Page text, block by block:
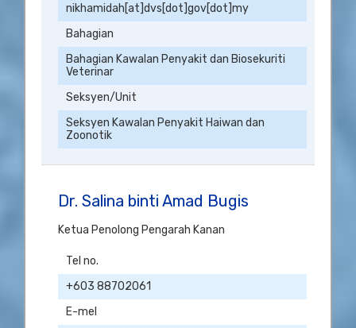
nikhamidah[at]dvs[dot]gov[dot]my
Bahagian
Bahagian Kawalan Penyakit dan Biosekuriti
Veterinar
Seksyen/Unit
Seksyen Kawalan Penyakit Haiwan dan
Zoonotik
Dr. Salina binti Amad Bugis
Ketua Penolong Pengarah Kanan
Tel no.
+603 88702061
E-mel